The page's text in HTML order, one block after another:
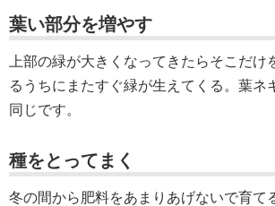
葉い部分を増やす
上部の緑が大きくなってきたらそこだけ
るうちにまたすぐ緑が生えてくる。葉ネ
同じです。
種をとってまく
冬の間から肥料をあまりあげないで育て